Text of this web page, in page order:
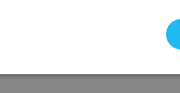
folosirii serviciilor noastre va
asemenea schimbări legate de
personale dacă trimiteți un e-mail
vă rugăm să ne contactați